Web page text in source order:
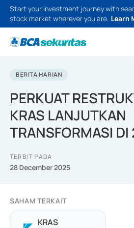
Start your investment journey with
stock market wherever you are. Learn
BERITA HARIAN
PERKUAT
KRAS LANJUTKAN
TRANSFORMASI
TERBIT PADA
28 December 2025
SAHAM TERKAIT
KRAS